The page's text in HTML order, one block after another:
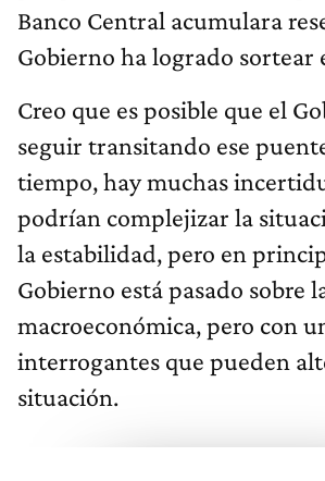
Banco Central acumulara
Gobierno ha logrado sortear
Creo que es posible que el
seguir transitando ese
tiempo, hay muchas
podrían complejizar la
la estabilidad, pero en
Gobierno está pasado sobre
macroeconómica, pero con
interrogantes que pueden
situación.